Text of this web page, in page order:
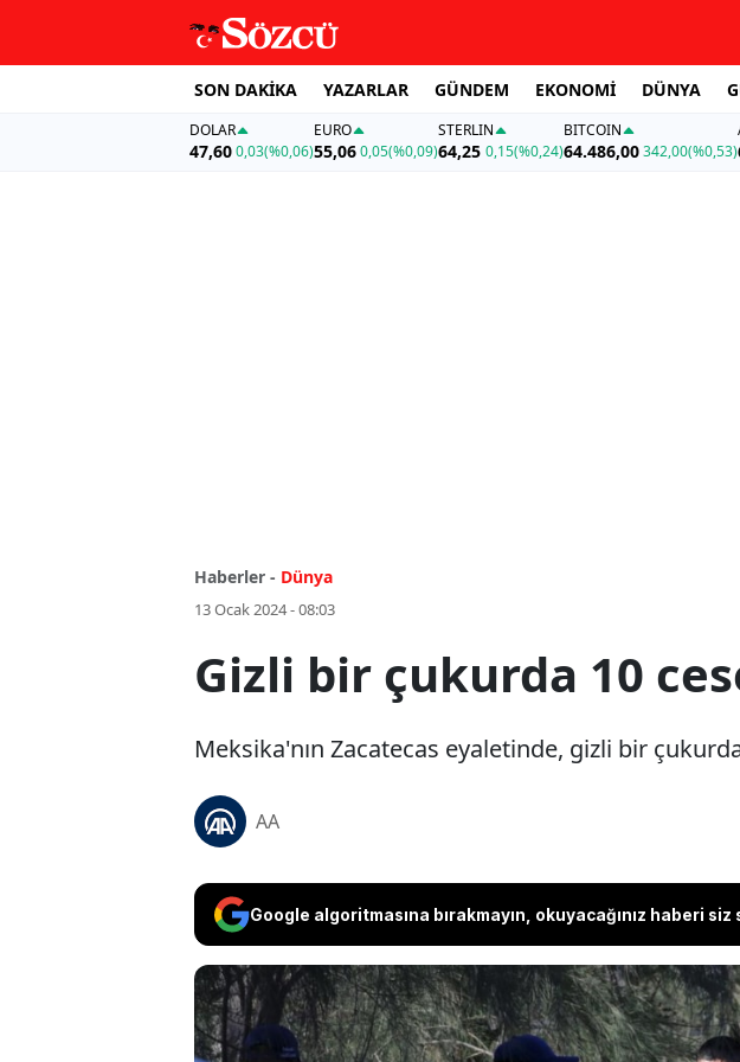
SON DAKİKA YAZARLAR GÜNDEM EKONOMİ DÜNYA
DOLAR
47,600,03(%0,06)
EURO
55,06 0,05(%0,09)
STERLIN
64,25 0,15(%0,24)
BITCOIN
64.486,00342,00(%0,53)
Haberler - Dünya
13 Ocak 2024 - 08:03
Gizli bir çukurda 10
Meksika'nın Zacatecas eyaletinde, gizli bir
AA
Google algoritmasına bırakmayın, okuyacağınız haberi siz